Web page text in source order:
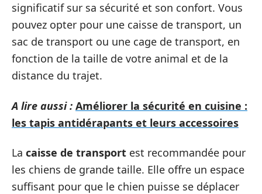
significatif sur sa sécurité et son confort. Vous
pouvez opter pour une caisse de transport, un
sac de transport ou une cage de transport, en
fonction de la taille de votre animal et de la
distance du trajet.
A lire aussi : Améliorer la sécurité en cuisine :
les tapis antidérapants et leurs accessoires
La caisse de transport est recommandée pour
les chiens de grande taille. Elle offre un espace
suffisant pour que le chien puisse se déplacer